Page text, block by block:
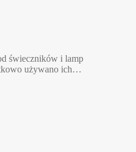
świeczników i lamp
używano ich…